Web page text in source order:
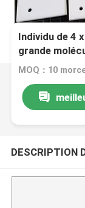
Individu de 4
grande
de feuille de
MOQ：10
DESCRIPTION